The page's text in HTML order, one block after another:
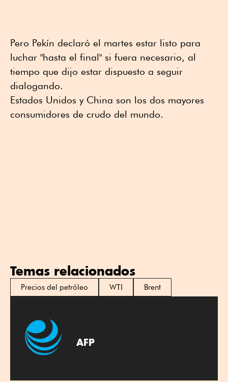
Pero Pekín declaró el martes estar listo para
luchar "hasta el final" si fuera necesario, al
tiempo que dijo estar dispuesto a seguir
dialogando.
Estados Unidos y China son los dos mayores
consumidores de crudo del mundo.
Temas relacionados
Precios del petróleo WTI Brent
AFP